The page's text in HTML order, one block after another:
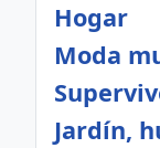
Hogar
Moda
Jardín,